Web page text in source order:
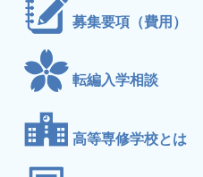
募集要項（費用）
転編入学相談
高等専修学校とは